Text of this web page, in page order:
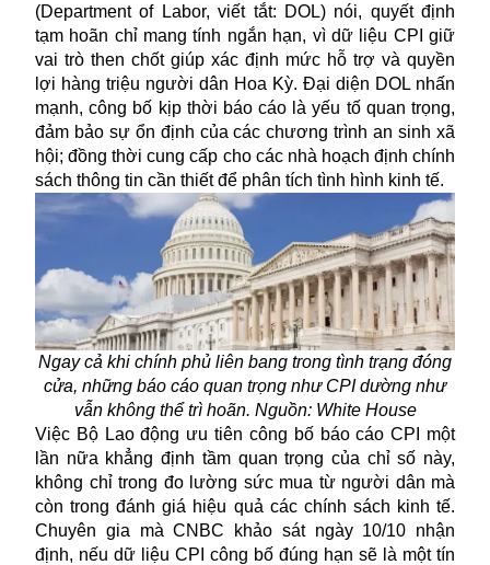
(Department of Labor, viết tắt: DOL) nói, quyết định
tạm hoãn chỉ mang tính ngắn hạn, vì dữ liệu CPI giữ
vai trò then chốt giúp xác định mức hỗ trợ và quyền
lợi hàng triệu người dân Hoa Kỳ. Đại diện DOL nhấn
mạnh, công bố kịp thời báo cáo là yếu tố quan trọng,
đảm bảo sự ổn định của các chương trình an sinh xã
hội; đồng thời cung cấp cho các nhà hoạch định chính
sách thông tin cần thiết để phân tích tình hình kinh tế.
Ngay cả khi chính phủ liên bang trong tình trạng đóng
cửa, những báo cáo quan trọng như CPI dường như
vẫn không thể trì hoãn. Nguồn: White House
Việc Bộ Lao động ưu tiên công bố báo cáo CPI một
lần nữa khẳng định tầm quan trọng của chỉ số này,
không chỉ trong đo lường sức mua từ người dân mà
còn trong đánh giá hiệu quả các chính sách kinh tế.
Chuyên gia mà CNBC khảo sát ngày 10/10 nhận
định, nếu dữ liệu CPI công bố đúng hạn sẽ là một tín